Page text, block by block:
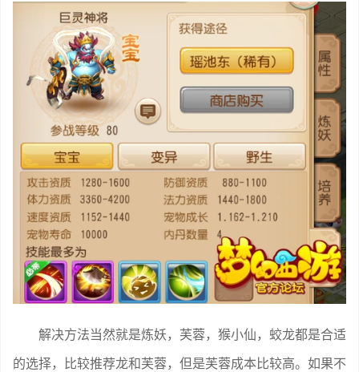
解决方法当然就是炼妖，芙蓉，猴小仙，蛟龙都是合适
的选择，比较推荐龙和芙蓉，但是芙蓉成本比较高。如果不